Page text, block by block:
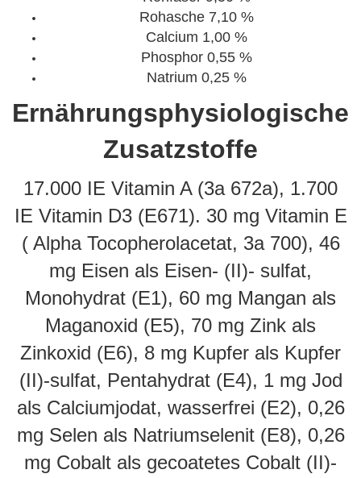
Rohasche 7,10 %
Calcium 1,00 %
Phosphor 0,55 %
Natrium 0,25 %
Ernährungsphysiologische
Zusatzstoffe
17.000 IE Vitamin A (3a 672a), 1.700
IE Vitamin D3 (E671). 30 mg Vitamin E
( Alpha Tocopherolacetat, 3a 700), 46
mg Eisen als Eisen- (II)- sulfat,
Monohydrat (E1), 60 mg Mangan als
Maganoxid (E5), 70 mg Zink als
Zinkoxid (E6), 8 mg Kupfer als Kupfer
(II)-sulfat, Pentahydrat (E4), 1 mg Jod
als Calciumjodat, wasserfrei (E2), 0,26
mg Selen als Natriumselenit (E8), 0,26
mg Cobalt als gecoatetes Cobalt (II)-